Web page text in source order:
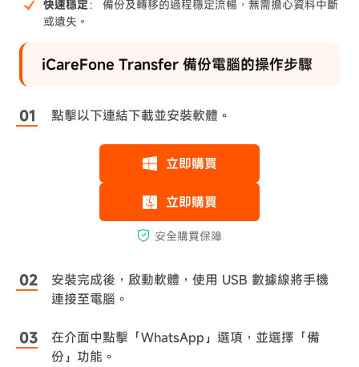
快速穩定： 備份及轉移的過程穩定流暢，無需擔心資料中斷
或遺失。
iCareFone Transfer 備份電腦的操作步驟
點擊以下連結下載並安裝軟體。
安裝完成後，啟動軟體，使用 USB 數據線將手機
連接至電腦。
在介面中點擊「WhatsApp」選項，並選擇「備
份」功能。